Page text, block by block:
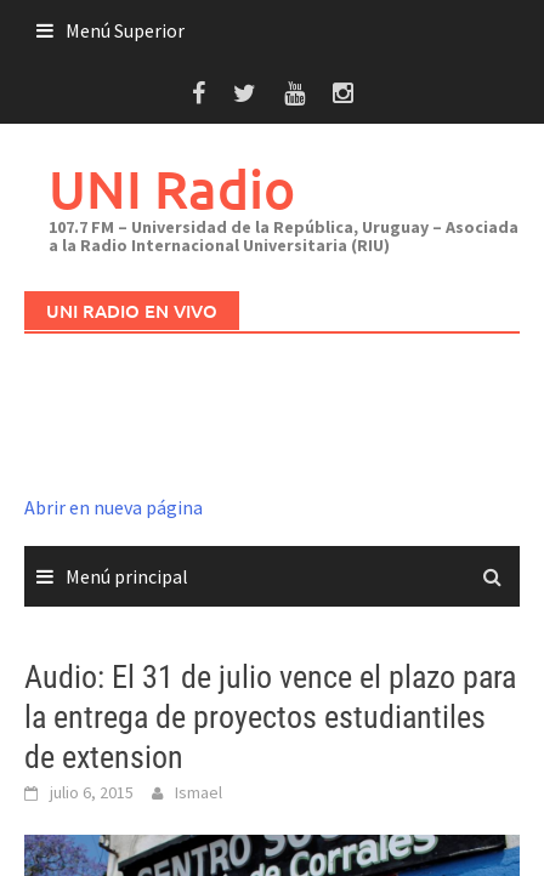
Menú Superior
UNI Radio
107.7 FM – Universidad de la República, Uruguay – Asociada
a la Radio Internacional Universitaria (RIU)
UNI RADIO EN VIVO
Abrir en nueva página
Menú principal
Audio: El 31 de julio vence el plazo para
la entrega de proyectos estudiantiles
de extension
julio 6, 2015 Ismael